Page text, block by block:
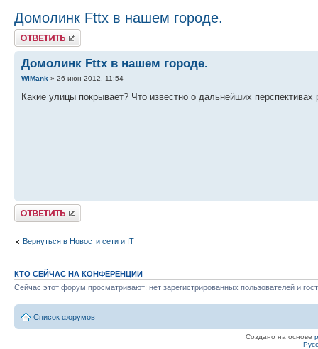
Домолинк Fttx в нашем городе.
Ответить
Домолинк Fttx в нашем городе.
WiMank » 26 июн 2012, 11:54
Какие улицы покрывает? Что известно о дальнейших
Ответить
Вернуться в Новости сети и IT
КТО СЕЙЧАС НА КОНФЕРЕНЦИИ
Сейчас этот форум просматривают: нет зарегистрированных пользователей и
Список форумов
Создано на основе